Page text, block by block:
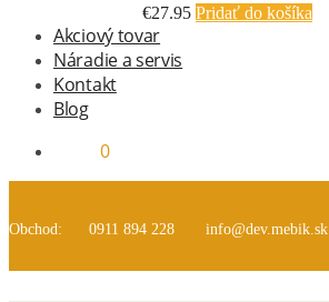
€27.95 Pridať do košíka
Akciový tovar
Náradie a servis
Kontakt
Blog
0
Obchod: 0911 894 228 info@dev.mebik.sk